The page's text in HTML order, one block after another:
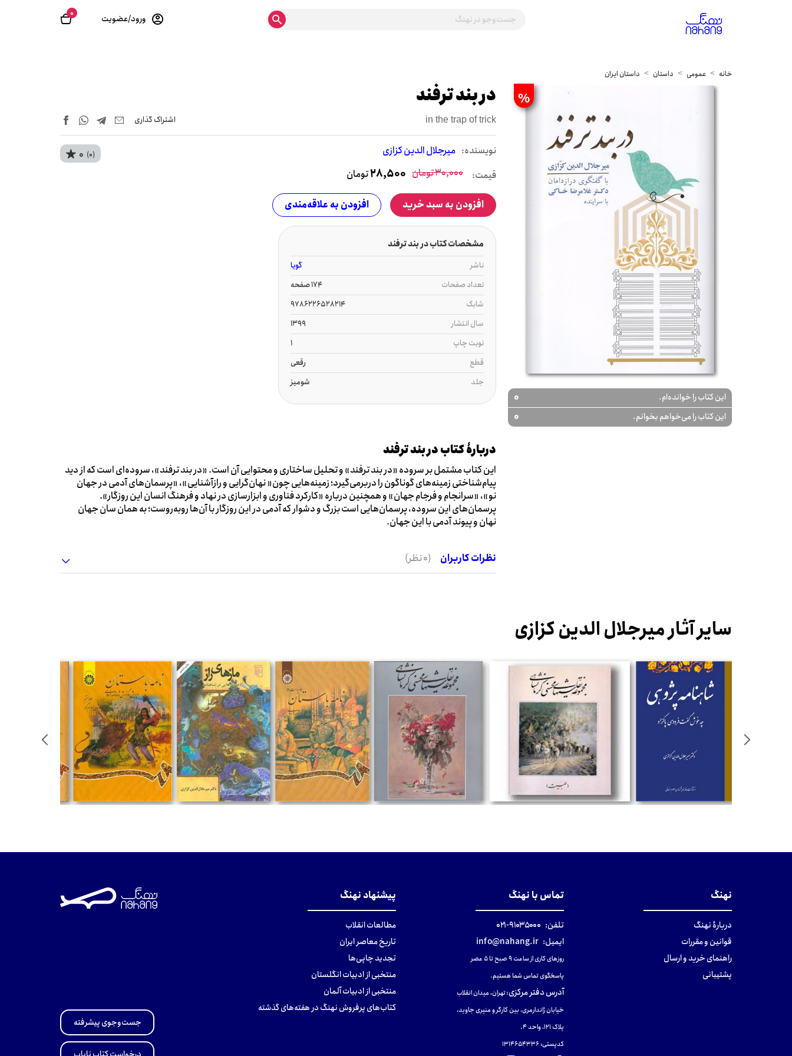
0 ورود/عضویت
خانه عمومی داستان داستان ایران
%
این کتاب را خوانده‌ام. 0
این کتاب را می‌خواهم بخوانم. 0
در بند ترفند
in the trap of trick اشتراک‌ گذاری
نويسنده: میرجلال الدین کزازی 0 (0)
قیمت: 30,000تومان 28,500تومان
افزودن به سبد خرید افزودن به علاقه‌مندی
مشخصات کتاب در بند ترفند
ناشر
گویا
تعداد صفحات
174 صفحه
شابک
9786226528214
سال انتشار
1399
نوبت چاپ
1
قطع
رقعی
جلد
شومیز
دربارۀ کتاب در بند ترفند
این کتاب مشتمل بر سروده «در بند ترفند» و تحلیل ساختاری و محتوایی آن است. «در بند ترفند»، سروده‌ای است که از دید
پیام‌شناختی زمینه‌های گوناگون را دربرمی‌گیرد؛ زمینه‌هایی چون« نهان‌گرایی و رازآشنایی»، «پرسمان‌های آدمی در جهان
نو»، «سرانجام و فرجام جهان» و همچنین درباره «کارکرد فناوری و ابزارسازی در نهاد و فرهنگ انسان این روزگار».
پرسمان‌های این سروده، پرسمان‌هایی است بزرگ و دشوار که آدمی در این روزگار با آن‌ها روبه‌روست؛ به همان سان جهان
نهان و پیوند آدمی با این جهان.
نظرات کاربران (0 نظر)
سایر آثار میرجلال الدین کزازی
نهنگ
دربارهٔ نهنگ
قوانین و مقررات
راهنمای خرید و ارسال
پشتیبانی
تماس با نهنگ
تلفن: ۹۱۰۳۵۰۰۰-۰۲۱
ایمیل: info@nahang.ir
روزهای کاری از ساعت ۹ صبح تا ۵ عصر
پاسخگوی تماس شما هستیم.
آدرس دفتر مرکزی:تهران، میدان انقلاب
خیابان ژاندارمری، بین کارگر و منیری جاوید،
پلاک 121، واحد ۴.
کدپستی: 131465433۶
پیشنهاد نهنگ
مطالعات انقلاب
تاریخ معاصر ایران
تجدید چاپی‌ها
منتخبی از ادبیات انگلستان
منتخبی از ادبیات آلمان
کتاب‌های پرفروش نهنگ در هفته‌های گذشته
جست‌وجوی پیشرفته